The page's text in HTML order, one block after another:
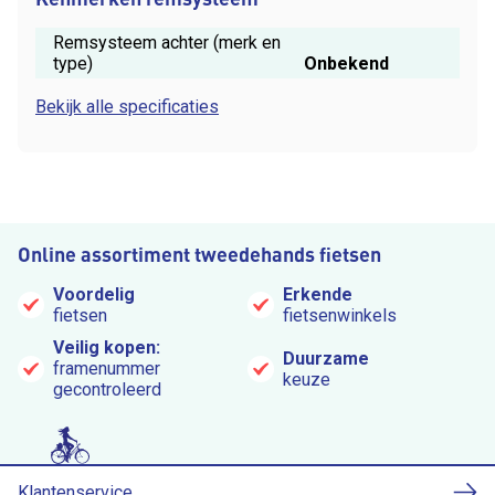
Remsysteem achter (merk en
type)
Onbekend
Bekijk alle specificaties
Online assortiment tweedehands fietsen
Voordelig
fietsen
Erkende
fietsenwinkels
Veilig kopen:
framenummer
gecontroleerd
Duurzame
keuze